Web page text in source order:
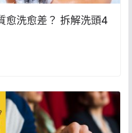
愈洗愈差？ 拆解洗頭4